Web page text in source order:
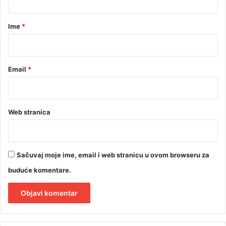
rIme *
Email *
Web stranica
Sačuvaj moje ime, email i web stranicu u ovom browseru za
buduće komentare.